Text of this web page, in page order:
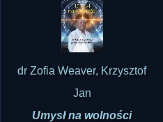
dr Zofia Weaver, Krzysztof
Jan
Umysł na wolności